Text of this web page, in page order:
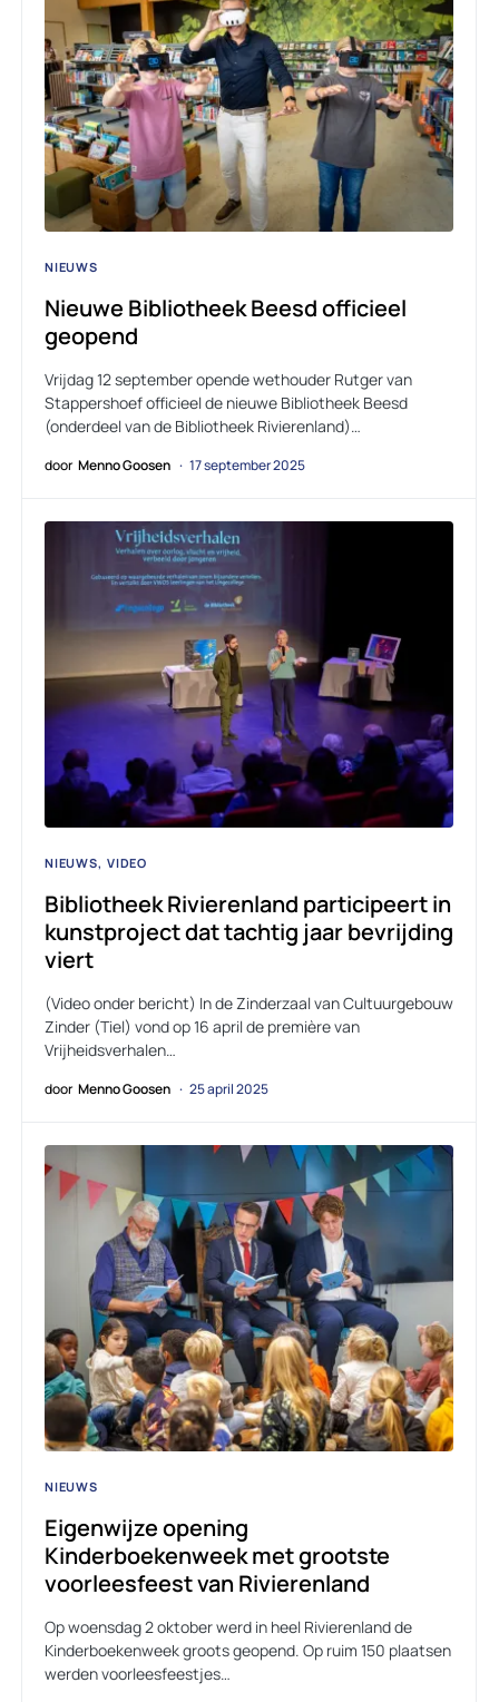
NIEUWS
Nieuwe Bibliotheek Beesd officieel
geopend
Vrijdag 12 september opende wethouder Rutger van
Stappershoef officieel de nieuwe Bibliotheek Beesd
(onderdeel van de Bibliotheek Rivierenland)…
door Menno Goosen 17 september 2025
NIEUWS VIDEO
Bibliotheek Rivierenland participeert in
kunstproject dat tachtig jaar bevrijding
viert
(Video onder bericht) In de Zinderzaal van Cultuurgebouw
Zinder (Tiel) vond op 16 april de première van
Vrijheidsverhalen…
door Menno Goosen 25 april 2025
NIEUWS
Eigenwijze opening
Kinderboekenweek met grootste
voorleesfeest van Rivierenland
Op woensdag 2 oktober werd in heel Rivierenland de
Kinderboekenweek groots geopend. Op ruim 150 plaatsen
werden voorleesfeestjes…